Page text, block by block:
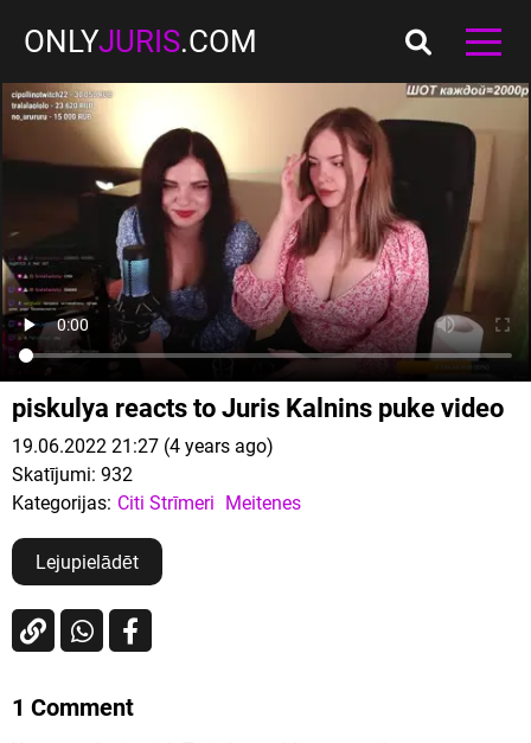
ONLYJURIS.COM
piskulya reacts to Juris Kalnins puke video
19.06.2022 21:27 (4 years ago)
Skatījumi: 932
Kategorijas: Citi Strīmeri Meitenes
Lejupielādēt
1 Comment